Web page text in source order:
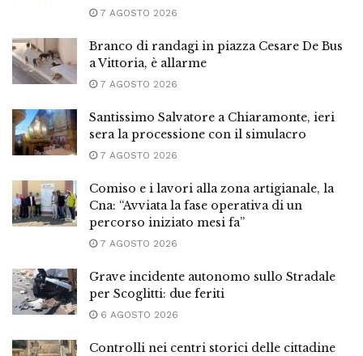
7 AGOSTO 2026
Branco di randagi in piazza Cesare De Bus
a Vittoria, è allarme
7 AGOSTO 2026
Santissimo Salvatore a Chiaramonte, ieri
sera la processione con il simulacro
7 AGOSTO 2026
Comiso e i lavori alla zona artigianale, la
Cna: “Avviata la fase operativa di un
percorso iniziato mesi fa”
7 AGOSTO 2026
Grave incidente autonomo sullo Stradale
per Scoglitti: due feriti
6 AGOSTO 2026
Controlli nei centri storici delle cittadine